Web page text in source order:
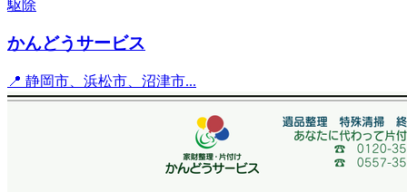
駆除
かんどうサービス
📍 静岡市、浜松市、沼津市...